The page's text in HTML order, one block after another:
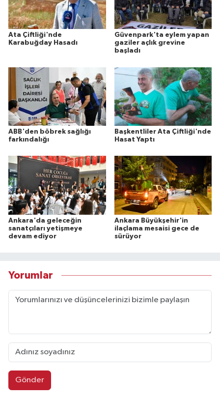
Ata Çiftliği'nde
Karabuğday Hasadı
Güvenpark'ta eylem yapan
gaziler açlık grevine
başladı
ABB'den böbrek sağlığı
farkındalığı
Başkentliler Ata Çiftliği'nde
Hasat Yaptı
Ankara'da geleceğin
sanatçıları yetişmeye
devam ediyor
Ankara Büyükşehir'in
ilaçlama mesaisi gece de
sürüyor
Yorumlar
Gönder